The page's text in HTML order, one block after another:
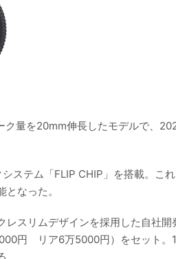
量を20mm伸長したモデルで、
ステム「FLIP CHIP」を搭載。こ
なった。
スリムデザインを採用した自社
円 リア6万5000円）をセット